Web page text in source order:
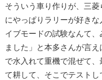
そういう車り作りが、三
にやっぱりラリーが好き
イブモードの試験なんて
ました」と本多さんが言
で水入れて重機で混ぜて
て耕して、そこでテストし